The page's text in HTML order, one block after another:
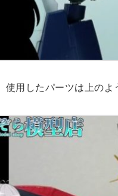
使用したパーツは上のよ